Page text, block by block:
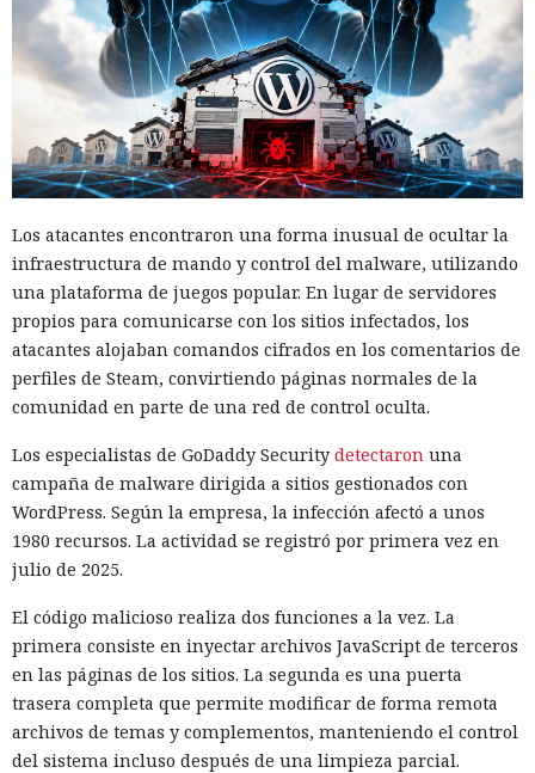
Los atacantes encontraron una forma inusual de ocultar la
infraestructura de mando y control del malware, utilizando
una plataforma de juegos popular. En lugar de servidores
propios para comunicarse con los sitios infectados, los
atacantes alojaban comandos cifrados en los comentarios de
perfiles de Steam, convirtiendo páginas normales de la
comunidad en parte de una red de control oculta.
Los especialistas de GoDaddy Security detectaron una
campaña de malware dirigida a sitios gestionados con
WordPress. Según la empresa, la infección afectó a unos
1980 recursos. La actividad se registró por primera vez en
julio de 2025.
El código malicioso realiza dos funciones a la vez. La
primera consiste en inyectar archivos JavaScript de terceros
en las páginas de los sitios. La segunda es una puerta
trasera completa que permite modificar de forma remota
archivos de temas y complementos, manteniendo el control
del sistema incluso después de una limpieza parcial.